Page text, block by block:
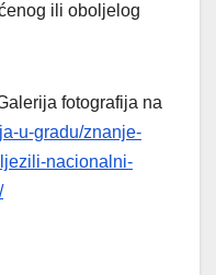
ili oboljelog
fotografija na
u-gradu/znanje-
nacionalni-